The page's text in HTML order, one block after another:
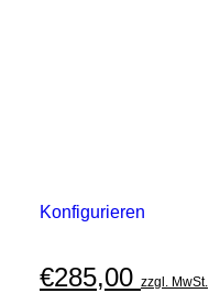
Konfigurieren
€285,00 zzgl. MwSt.